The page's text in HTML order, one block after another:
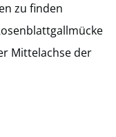
zu finden
Mittelachse der